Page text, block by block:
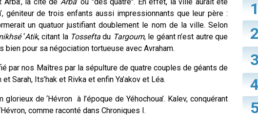
la cité de Arba’ ou "des quatre". En effet, la ville aurait été
géniteur de trois enfants aussi impressionnants que leur père :
un quatuor justifiant doublement le nom de la ville. Selon
‘Atik, citant la Tosseftadu Targoum, le géant n’est autre que
bien pour sa négociation tortueuse avec Avraham.
par nos Maîtres par la sépulture de quatre couples de géants de
Sarah, Its’hak et Rivka et enfin Ya’akov et Léa.
de ‘Hévron à l’époque de Yéhochoua’. Kalev, conquérant
comme raconté dans Chroniques I.